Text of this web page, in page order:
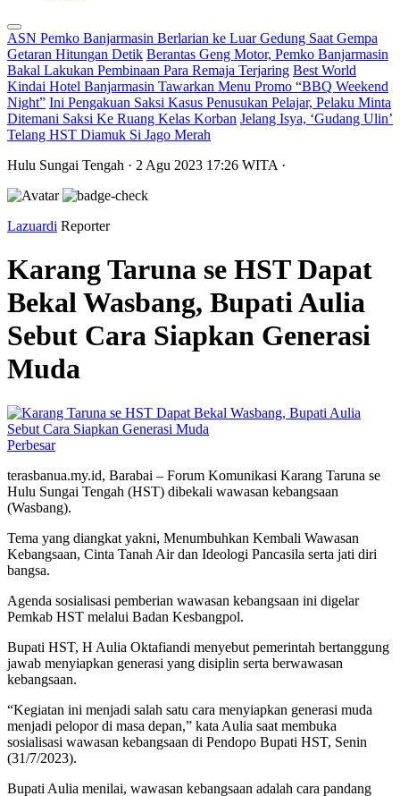
ASN Pemko Banjarmasin Berlarian ke Luar Gedung Saat Gempa
Getaran Hitungan Detik Berantas Geng Motor, Pemko Banjarmasin
Bakal Lakukan Pembinaan Para Remaja Terjaring Best World
Kindai Hotel Banjarmasin Tawarkan Menu Promo “BBQ Weekend
Night” Ini Pengakuan Saksi Kasus Penusukan Pelajar, Pelaku Minta
Ditemani Saksi Ke Ruang Kelas Korban Jelang Isya, ‘Gudang Ulin’
Telang HST Diamuk Si Jago Merah
Hulu Sungai Tengah · 2 Agu 2023 17:26 WITA ·
Lazuardi Reporter
Karang Taruna se HST Dapat
Bekal Wasbang, Bupati Aulia
Sebut Cara Siapkan Generasi
Muda
Perbesar
terasbanua.my.id, Barabai – Forum Komunikasi Karang Taruna se
Hulu Sungai Tengah (HST) dibekali wawasan kebangsaan
(Wasbang).
Tema yang diangkat yakni, Menumbuhkan Kembali Wawasan
Kebangsaan, Cinta Tanah Air dan Ideologi Pancasila serta jati diri
bangsa.
Agenda sosialisasi pemberian wawasan kebangsaan ini digelar
Pemkab HST melalui Badan Kesbangpol.
Bupati HST, H Aulia Oktafiandi menyebut pemerintah bertanggung
jawab menyiapkan generasi yang disiplin serta berwawasan
kebangsaan.
“Kegiatan ini menjadi salah satu cara menyiapkan generasi muda
menjadi pelopor di masa depan,” kata Aulia saat membuka
sosialisasi wawasan kebangsaan di Pendopo Bupati HST, Senin
(31/7/2023).
Bupati Aulia menilai, wawasan kebangsaan adalah cara pandang